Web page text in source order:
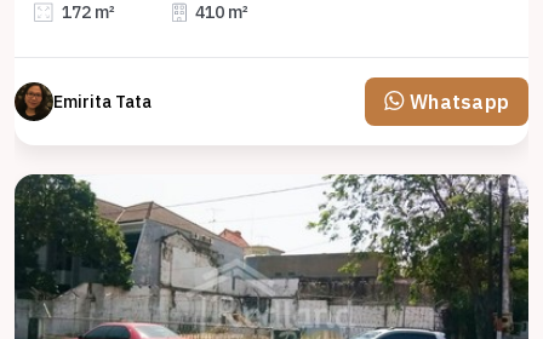
172 m² 410 m²
Emirita Tata Whatsapp